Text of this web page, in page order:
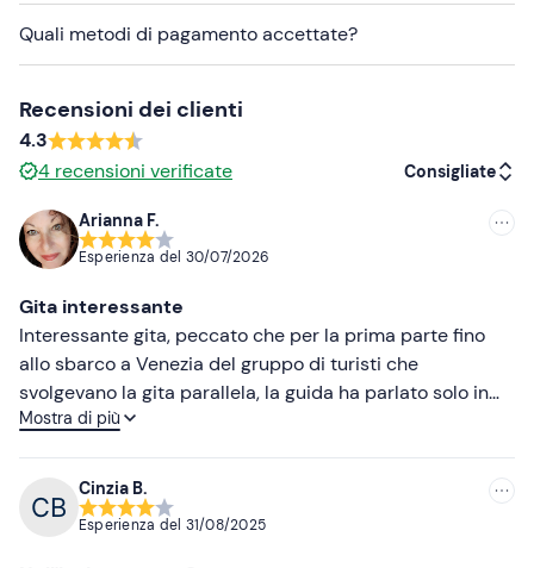
Icani sono ammessia bordo.
Abbigliamento adatto alla stagione
Scarpe da ginnastica
Non dimenticare di portare
Acqua
Pranzo al sacco (opzionale)
Quali metodi di pagamento accettate?
Recensioni dei clienti
4.3
4 recensioni verificate Consigliate
Meno recenti
Più alte
Arianna F.
Esperienza del 30/07/2026
Gita interessante
Interessante gita, peccato che per la prima parte fino
allo sbarco a Venezia del gruppo di turisti che
svolgevano la gita parallela, la guida ha parlato solo in
ceco penalizzando tutti gli altri turisti di lingua diversa.
Mostra di più
Cinzia B.
Esperienza del 31/08/2025